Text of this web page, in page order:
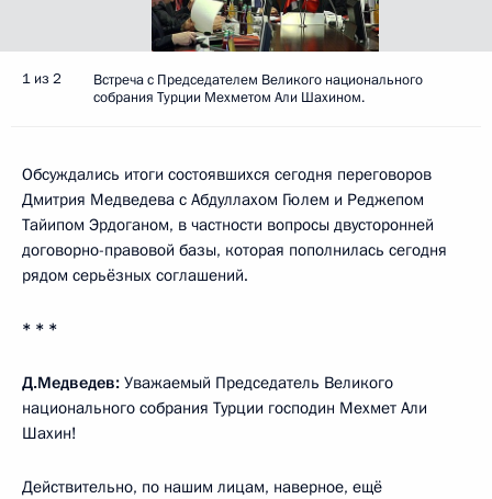
1 из 2
Встреча с Председателем Великого национального
собрания Турции Мехметом Али Шахином.
Обсуждались итоги состоявшихся сегодня переговоров
Дмитрия Медведева с Абдуллахом Гюлем и Реджепом
Тайипом Эрдоганом, в частности вопросы двусторонней
договорно-правовой базы, которая пополнилась сегодня
рядом серьёзных соглашений.
* * *
Д.Медведев: Уважаемый Председатель Великого
национального собрания Турции господин Мехмет Али
Шахин!
Действительно, по нашим лицам, наверное, ещё